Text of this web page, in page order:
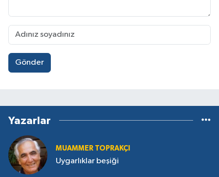
Gönder
Yazarlar
MUAMMER TOPRAKÇI
Uygarlıklar beşiği